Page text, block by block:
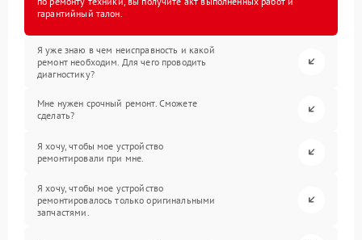
гарантийный талон.
Я уже знаю в чем неисправность и какой
ремонт необходим. Для чего проводить
диагностику?
Мне нужен срочный ремонт. Сможете
сделать?
Я хочу, чтобы мое устройство
ремонтировали при мне.
Я хочу, чтобы мое устройство
ремонтировалось только оригинальными
запчастями.